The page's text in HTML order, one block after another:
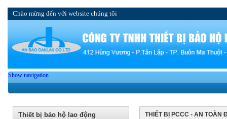
Chào mừng đến với website chúng tôi
Show navigation
Thiết bị bảo hộ lao động THIẾT BỊ PCCC - AN TOÀN